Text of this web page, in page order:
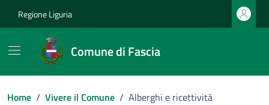
Regione Liguria
Comune di Fascia
Home / Vivere il Comune / Alberghi e ricettività